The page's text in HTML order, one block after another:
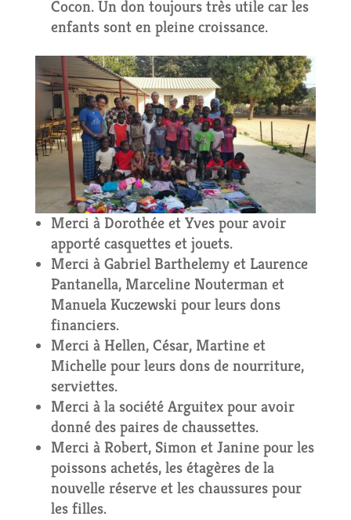
Cocon. Un don toujours très utile car les
enfants sont en pleine croissance.
Merci à Dorothée et Yves pour avoir
apporté casquettes et jouets.
Merci à Gabriel Barthelemy et Laurence
Pantanella, Marceline Nouterman et
Manuela Kuczewski pour leurs dons
financiers.
Merci à Hellen, César, Martine et
Michelle pour leurs dons de nourriture,
serviettes.
Merci à la société Arguitex pour avoir
donné des paires de chaussettes.
Merci à Robert, Simon et Janine pour les
poissons achetés, les étagères de la
nouvelle réserve et les chaussures pour
les filles.